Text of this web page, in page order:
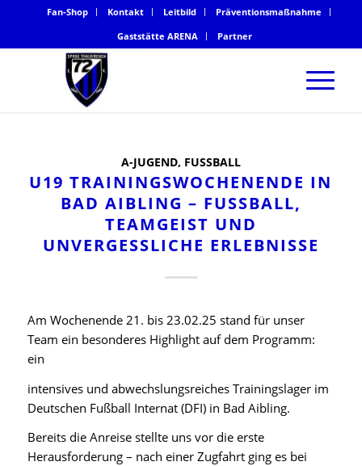
Fan-Shop Kontakt Leitbild
Präventionsmaßnahme
Gaststätte ARENA
Partner
A-JUGEND, FUSSBALL
U19 TRAININGSWOCHENENDE IN
BAD AIBLING – FUSSBALL, T
EAMGEIST UND U
NVERGESSLICHE ERLEBNISSE
Am Wochenende 21. bis 23.02.25 stand für unser
Team ein besonderes Highlight auf dem Programm:
ein
intensives und abwechslungsreiches Trainingslager im
Deutschen Fußball Internat (DFI) in Bad Aibling.
Bereits die Anreise stellte uns vor die erste
Herausforderung – nach einer Zugfahrt ging es bei